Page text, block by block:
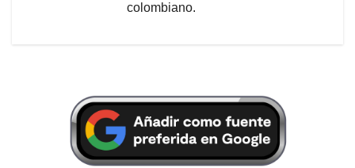
colombiano.